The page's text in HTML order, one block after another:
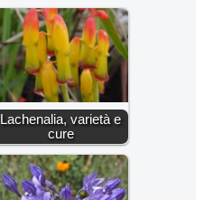
Lachenalia, varietà e
cure